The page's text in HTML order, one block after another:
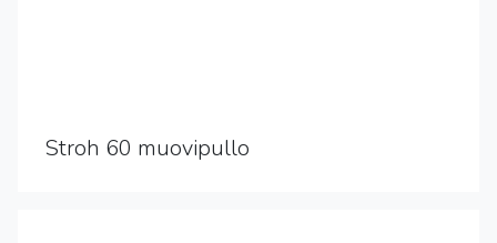
Stroh 60 muovipullo